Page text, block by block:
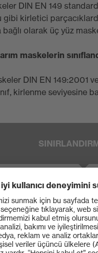
DIN EN 149
gibi kirletici
olarak üç yüz
maskelerin
DIN EN 149:2001
kirlenme seviyesine
maddelerin, 2 ve 3. risk
parçacıkları için
havayla yayılan